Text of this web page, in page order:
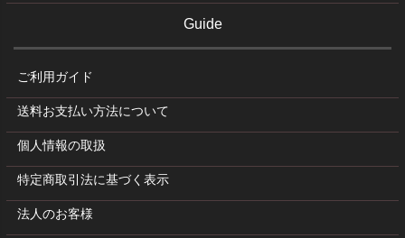
Guide
ご利用ガイド
送料お支払い方法について
個人情報の取扱
特定商取引法に基づく表示
法人のお客様